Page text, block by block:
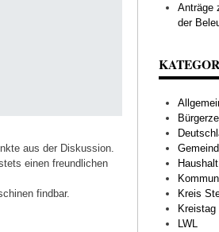
aus der Diskussion.
einen freundlichen
findbar.
Anträge
der
Haushalt
Kreis
Kreistag
LWL